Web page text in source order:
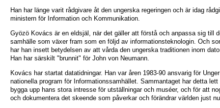
Han har länge varit rådgivare åt den ungerska regeringen och är idag
ministern för Information och Kommunikation.
Gyözö Kovács är en eldsjäl, när det gäller att förstå och anpassa sig till
samhälle som växer fram som en följd av informationsteknologin. Och
har han insett betydelsen av att vårda den ungerska traditionen inom
Han har särskilt "brunnit" för John von Neumann.
Kovács har startat datatidningar. Han var åren 1983-90 ansvarig för
nationella program för Informationssamhället. Sammantaget har detta
bygga upp hans stora intresse för utställningar och muséer, och för att
och dokumentera det skeende som påverkar och förändrar världen just